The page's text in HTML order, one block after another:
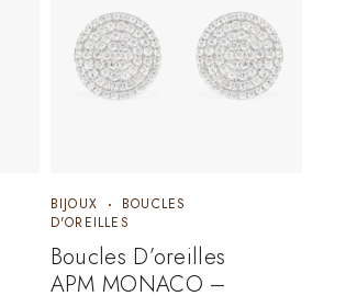
BIJOUX
BOUCLES
D'OREILLES
Boucles D’oreilles
APM MONACO –